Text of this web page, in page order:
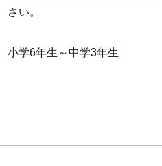
さい。
小学6年生～中学3年生